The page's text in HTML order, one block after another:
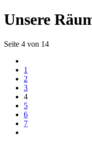
Unsere
Seite 4 von 14
1
2
3
4
5
6
7